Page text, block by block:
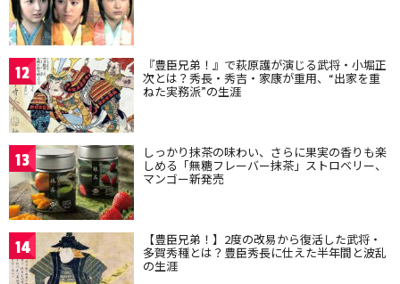
12 『豊臣兄弟！』で萩原護が演じる武将・小堀正
次とは？秀長・秀吉・家康が重用、“出家を重
ねた実務派”の生涯
13 しっかり抹茶の味わい、さらに果実の香りも楽
しめる「無糖フレーバー抹茶」ストロベリー、
マンゴー新発売
14 【豊臣兄弟！】2度の改易から復活した武将・
多賀秀種とは？豊臣秀長に仕えた半年間と波乱
の生涯